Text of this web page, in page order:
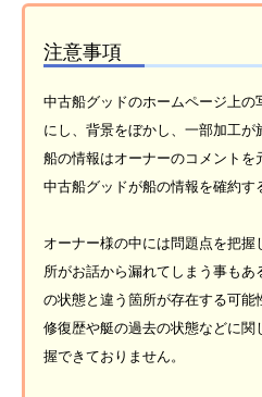
注意事項
中古船グッドのホームページ上
にし、背景をぼかし、一部加工が
船の情報はオーナーのコメントを
中古船グッドが船の情報を確約す
オーナー様の中には問題点を把
所がお話から漏れてしまう事も
の状態と違う箇所が存在する可能
修復歴や艇の過去の状態などに
握できておりません。